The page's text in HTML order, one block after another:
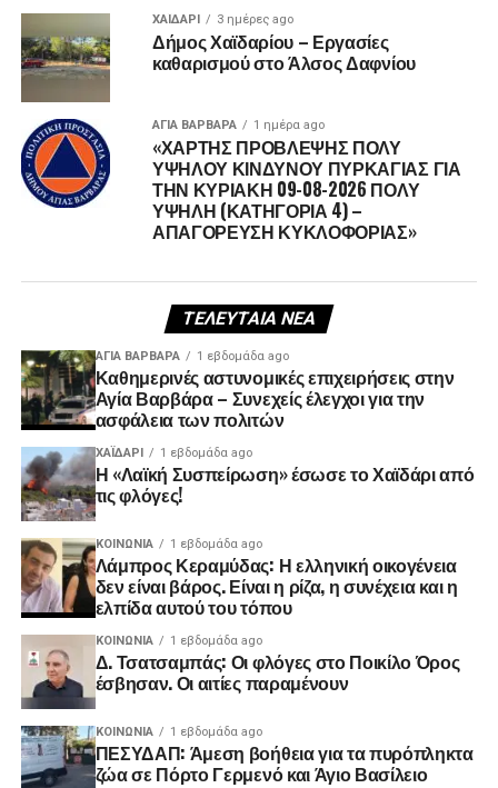
ΧΑΪΔΑΡΙ 3 ημέρες ago
Δήμος Χαϊδαρίου – Εργασίες
καθαρισμού στο Άλσος Δαφνίου
ΑΓΙΑ ΒΑΡΒΑΡΑ 1 ημέρα ago
«ΧΑΡΤΗΣ ΠΡΟΒΛΕΨΗΣ ΠΟΛΥ
ΥΨΗΛΟΥ ΚΙΝΔΥΝΟΥ ΠΥΡΚΑΓΙΑΣ ΓΙΑ
ΤΗΝ ΚΥΡΙΑΚΗ 09-08-2026 ΠΟΛΥ
ΥΨΗΛΗ (ΚΑΤΗΓΟΡΙΑ 4) –
ΑΠΑΓΟΡΕΥΣΗ ΚΥΚΛΟΦΟΡΙΑΣ»
ΤΕΛΕΥΤΑΊΑ ΝΈΑ
ΑΓΙΑ ΒΑΡΒΑΡΑ 1 εβδομάδα ago
Καθημερινές αστυνομικές επιχειρήσεις στην
Αγία Βαρβάρα – Συνεχείς έλεγχοι για την
ασφάλεια των πολιτών
ΧΑΪΔΑΡΙ 1 εβδομάδα ago
Η «Λαϊκή Συσπείρωση» έσωσε το Χαϊδάρι από
τις φλόγες!
ΚΟΙΝΩΝΊΑ 1 εβδομάδα ago
Λάμπρος Κεραμύδας: Η ελληνική οικογένεια
δεν είναι βάρος. Είναι η ρίζα, η συνέχεια και η
ελπίδα αυτού του τόπου
ΚΟΙΝΩΝΊΑ 1 εβδομάδα ago
Δ. Τσατσαμπάς: Οι φλόγες στο Ποικίλο Όρος
έσβησαν. Οι αιτίες παραμένουν
ΚΟΙΝΩΝΊΑ 1 εβδομάδα ago
ΠΕΣΥΔΑΠ: Άμεση βοήθεια για τα πυρόπληκτα
ζώα σε Πόρτο Γερμενό και Άγιο Βασίλειο